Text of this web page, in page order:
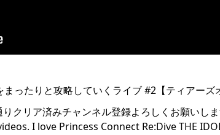
りクリア済みチャンネル登録よろしくお願い
I love Princess Connect Re:Dive THE